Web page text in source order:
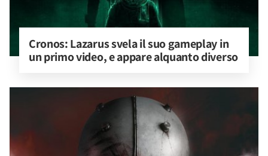
Cronos: Lazarus svela il suo gameplay in
un primo video, e appare alquanto diverso